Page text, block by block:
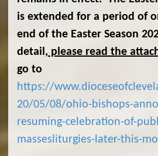
is extended for a period of
end of the Easter Season
detail, please read the
go to
https://
20/05/08/ohio-bishops-
resuming-celebration-of-
massesliturgies-later-this-